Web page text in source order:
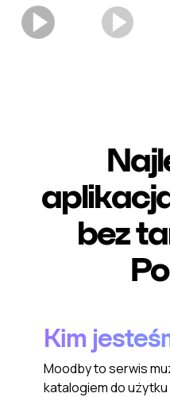
Kim
Moodby to serwis
katalogiem do
bez